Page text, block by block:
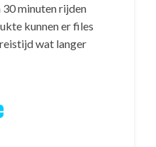
minuten rijden
kunnen er files
wat langer